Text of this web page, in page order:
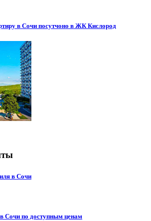
в Сочи посутчоно в ЖК Кислород
в Сочи
Сочи по доступным ценам